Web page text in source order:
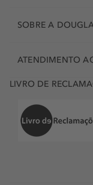
SOBRE A
ATENDIMENTO
LIVRO DE